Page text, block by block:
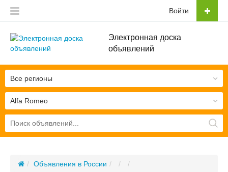
Электронная доска
объявлений
Войти
Alfa Romeo
Все регионы
Объявления в России